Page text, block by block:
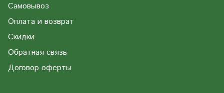
Самовывоз
Оплата и возврат
Скидки
Обратная связь
Договор оферты